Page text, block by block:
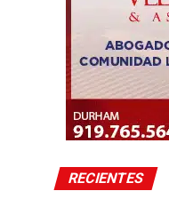
RECIENTES